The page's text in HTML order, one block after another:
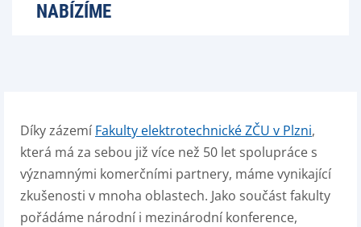
NABÍZÍME
Díky zázemí Fakulty elektrotechnické ZČU v Plzni,
která má za sebou již více než 50 let spolupráce s
významnými komerčními partnery, máme vynikající
zkušenosti v mnoha oblastech. Jako součást fakulty
pořádáme národní i mezinárodní konference,